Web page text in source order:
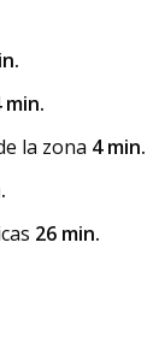
min.
la zona 4 min.
26 min.